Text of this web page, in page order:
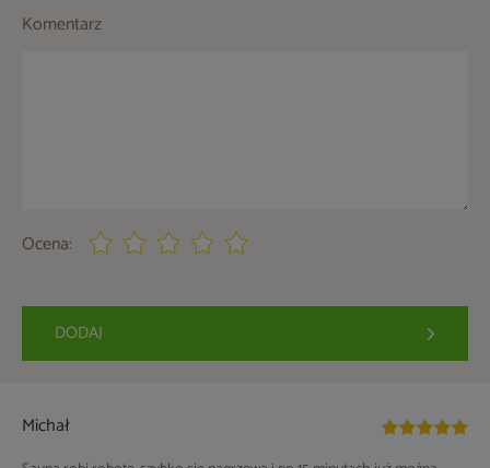
Komentarz
Ocena:
DODAJ
Michał